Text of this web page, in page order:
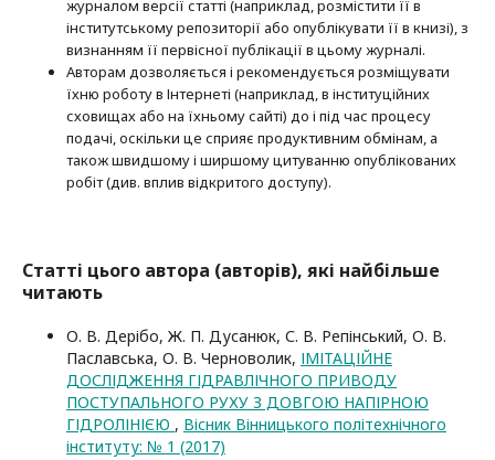
журналом версії статті (наприклад, розмістити її в
інститутському репозиторії або опубліку­вати її в книзі), з
визнанням її первісної публікації в цьому журналі.
Авторам дозволяється і рекомендується розміщувати
їхню роботу в Інтернеті (наприклад, в інституційних
сховищах або на їхньому сайті) до і під час процесу
подачі, оскільки це сприяє продуктивним обмінам, а
також швидшому і ширшому цитуванню опубліко­ва­них
робіт (див. вплив відкритого доступу).
Статті цього автора (авторів), які найбільше
читають
О. В. Дерібо, Ж. П. Дусанюк, С. В. Репінський, О. В.
Паславська, О. В. Черноволик, ІМІТАЦІЙНЕ
ДОСЛІДЖЕННЯ ГІДРАВЛІЧНОГО ПРИВОДУ
ПОСТУПАЛЬНОГО РУХУ З ДОВГОЮ НАПІРНОЮ
ГІДРОЛІНІЄЮ , Вісник Вінницького політехнічного
інституту: № 1 (2017)